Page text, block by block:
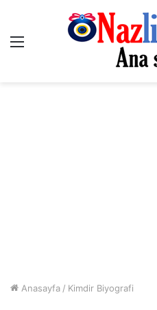
Menü
Anasayfa / Kimdir Biyografi